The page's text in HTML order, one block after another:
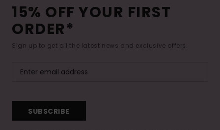
15% OFF YOUR FIRST
ORDER*
Sign up to get all the latest news and exclusive offers.
SUBSCRIBE